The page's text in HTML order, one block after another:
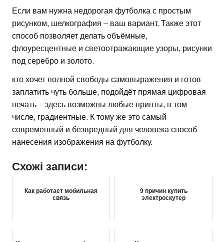
Если вам нужна недорогая футболка с простым
рисунком, шелкография – ваш вариант. Также этот
способ позволяет делать объёмные,
флоуресцентные и светоотражающие узоры, рисунки
под серебро и золото.
кто хочет полной свободы самовыражения и готов
заплатить чуть больше, подойдёт прямая цифровая
печать – здесь возможны любые принты, в том
числе, градиентные. К тому же это самый
современный и безвредный для человека способ
нанесения изображения на футболку.
Схожі записи:
Как работает мобильная
связь
9 причин купить
электроскутер